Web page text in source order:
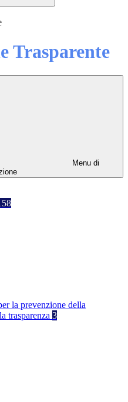
Trasparente
Menu di
la prevenzione della
trasparenza 3